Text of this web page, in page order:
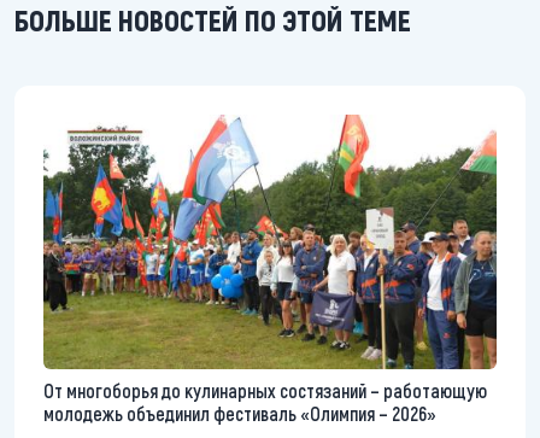
БОЛЬШЕ НОВОСТЕЙ ПО ЭТОЙ ТЕМЕ
От многоборья до кулинарных состязаний – работающую
молодежь объединил фестиваль «Олимпия – 2026»